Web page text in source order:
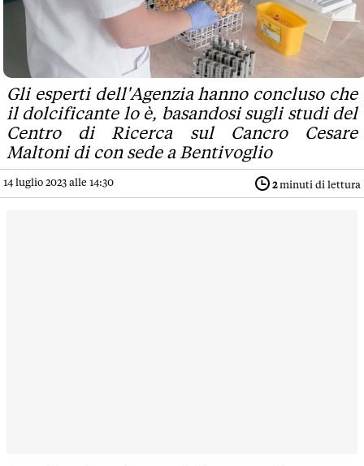
Gli esperti dell'Agenzia hanno concluso che
il dolcificante lo è, basandosi sugli studi del
Centro di Ricerca sul Cancro Cesare
Maltoni di con sede a Bentivoglio
14 luglio 2023 alle 14:30 2minuti di lettura